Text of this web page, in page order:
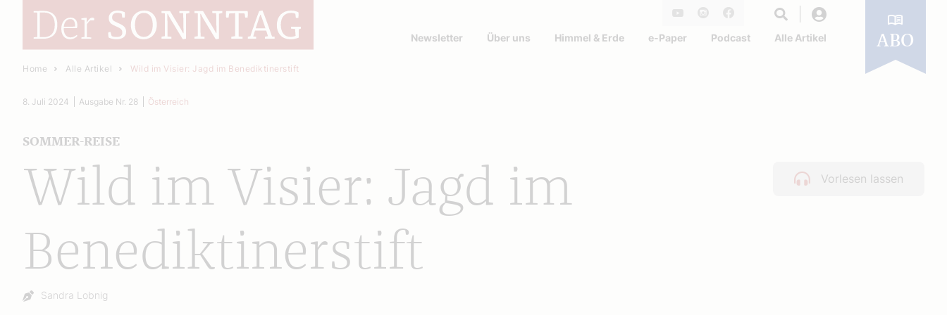
Facebook
Newsletter Über uns Himmel & Erde e-Paper Podcast Alle Artikel ABO
Home Alle Artikel Wild im Visier: Jagd im Benediktinerstift
Vorlesen lassen
Wild im Visier: Jagd im
Benediktinerstift
SOMMER-REISE
8. Juli 2024 Ausgabe Nr. 28 Österreich
Autor:
Sandra Lobnig